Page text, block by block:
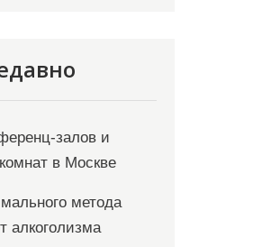
залов и
в Москве
метода
алкоголизма